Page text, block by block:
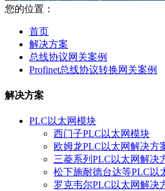
您的位置：
首页
解决方案
总线协议网关案例
Profinet总线协议转换网关案例
解决方案
PLC以太网模块
西门子PLC以太网模块
欧姆龙PLC以太网解决方
三菱系列PLC以太网解决
松下施耐德台达等PLC以
罗克韦尔PLC以太网解决